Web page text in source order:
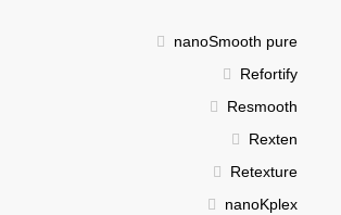
nanoSmooth pure
Refortify
Resmooth
Rexten
Retexture
nanoKplex